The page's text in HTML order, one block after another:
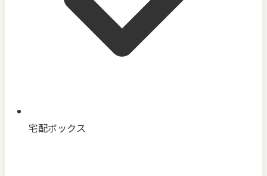
宅配ボックス